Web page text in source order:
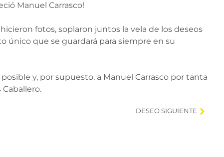
Manuel Carrasco!
fotos, soplaron juntos la vela de los deseos
único que se guardará para siempre en su
y, por supuesto, a Manuel Carrasco por tanta
DESEO SIGUIENTE